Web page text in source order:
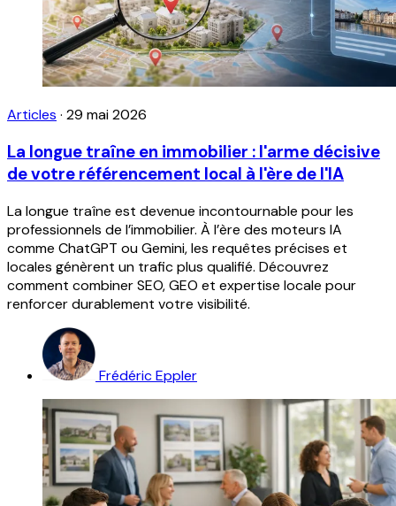
Articles · 29 mai 2026
La longue traîne en immobilier : l'arme décisive
de votre référencement local à l'ère de l'IA
La longue traîne est devenue incontournable pour les
professionnels de l’immobilier. À l’ère des moteurs IA
comme ChatGPT ou Gemini, les requêtes précises et
locales génèrent un trafic plus qualifié. Découvrez
comment combiner SEO, GEO et expertise locale pour
renforcer durablement votre visibilité.
Frédéric Eppler